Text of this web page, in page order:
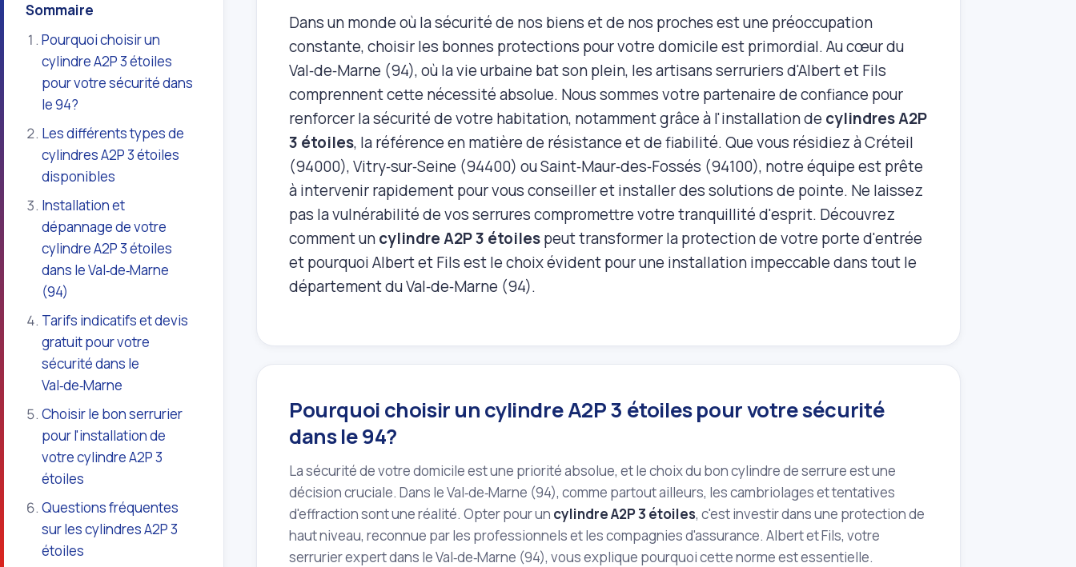
Sommaire
Pourquoi choisir un
cylindre A2P 3 étoiles
pour votre sécurité dans
le 94?
Les différents types de
cylindres A2P 3 étoiles
disponibles
Installation et
dépannage de votre
cylindre A2P 3 étoiles
dans le Val‑de‑Marne
(94)
Tarifs indicatifs et devis
gratuit pour votre
sécurité dans le
Val‑de‑Marne
Choisir le bon serrurier
pour l'installation de
votre cylindre A2P 3
étoiles
Questions fréquentes
sur les cylindres A2P 3
étoiles
Dans un monde où la sécurité de nos biens et de nos proches est une préoccupation
constante, choisir les bonnes protections pour votre domicile est primordial. Au cœur du
Val‑de‑Marne (94), où la vie urbaine bat son plein, les artisans serruriers d'Albert et Fils
comprennent cette nécessité absolue. Nous sommes votre partenaire de confiance pour
renforcer la sécurité de votre habitation, notamment grâce à l'installation de cylindres A2P
3 étoiles, la référence en matière de résistance et de fiabilité. Que vous résidiez à Créteil
(94000), Vitry‑sur‑Seine (94400) ou Saint‑Maur‑des‑Fossés (94100), notre équipe est prête
à intervenir rapidement pour vous conseiller et installer des solutions de pointe. Ne laissez
pas la vulnérabilité de vos serrures compromettre votre tranquillité d'esprit. Découvrez
comment uncylindre A2P 3 étoilespeut transformer la protection de votre porte d'entrée
et pourquoi Albert et Fils est le choix évident pour une installation impeccable dans tout le
département du Val‑de‑Marne (94).
Pourquoi choisir un cylindre A2P 3 étoiles pour votre sécurité
dans le 94?
La sécurité de votre domicile est une priorité absolue, et le choix du bon cylindre de serrure est une
décision cruciale. Dans le Val‑de‑Marne (94), comme partout ailleurs, les cambriolages et tentatives
d'effraction sont une réalité. Opter pour un cylindre A2P 3 étoiles, c'est investir dans une protection de
haut niveau, reconnue par les professionnels et les compagnies d'assurance. Albert et Fils, votre
serrurier expert dans le Val‑de‑Marne (94), vous explique pourquoi cette norme est essentielle.